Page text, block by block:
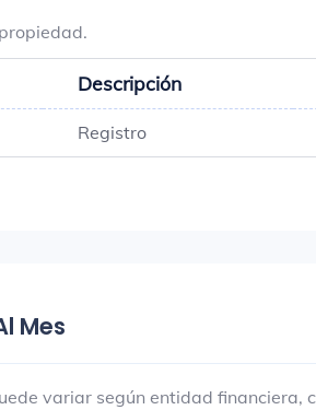
Descripción
Registro
Mes
variar según entidad financiera,